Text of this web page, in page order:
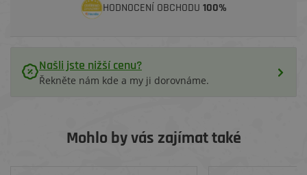
HODNOCENÍ OBCHODU 100%
Našli jste nižší cenu?
Řekněte nám kde a my ji dorovnáme.
Mohlo by vás zajímat také